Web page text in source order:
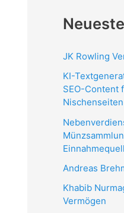
JK Rowling
KI-
SEO-Content
Andreas
Khabib
Vermögen